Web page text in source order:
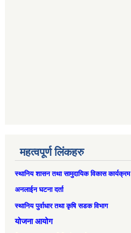
महत्वपूर्ण लिंकहरु
स्थानिय शासन तथा सामुदायिक विकास
अनलाईन घटना दर्ता
स्थानिय पुर्वाधार तथा कृषि सडक विभाग
योजना आयोग